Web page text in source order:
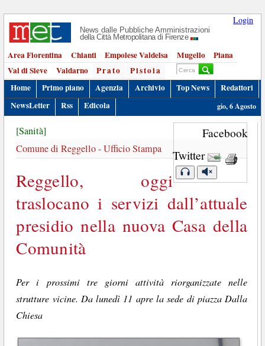
Login
News dalle Pubbliche Amministrazioni
della Città Metropolitana di Firenze
Area Fiorentina Chianti Empolese Valdelsa Mugello
Piana
Val di Sieve
Valdarno Prato
Pistoia
Home
Primo piano Agenzia Archivio Top News
Redattori
NewsLetter
Rss Edicola gio, 6 Agosto
Facebook
Twitter
[Sanità]
Comune di Reggello - Ufficio Stampa
Reggello, oggi
traslocano i servizi dall’attuale
presidio nella nuova Casa della
Comunità
Per i prossimi tre giorni attività riorganizzate nelle
strutture vicine. Da lunedì 11 apre la sede di piazza Dalla
Chiesa